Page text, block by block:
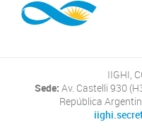
IIGHI,
Sede: Av. Castelli 930
República